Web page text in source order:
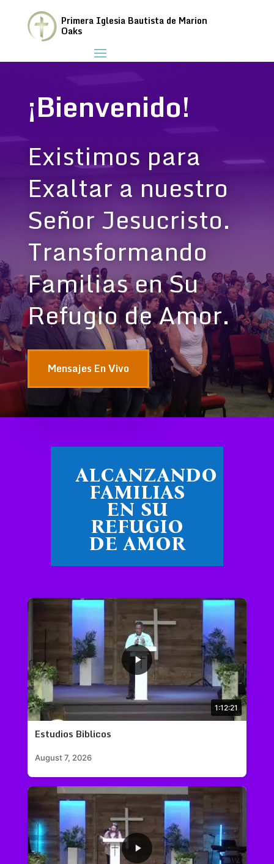
Primera Iglesia Bautista de Marion
Oaks
¡Bienvenido!
Existimos para
Exaltar a nuestro
Señor Jesucristo.
Transformando
Familias en Su
Refugio de Amor.
Mensajes En Vivo
ALCANZANDO
FAMILIAS
EN SU
REFUGIO
DE AMOR
1:12:21
Estudios Biblicos
August 7, 2026